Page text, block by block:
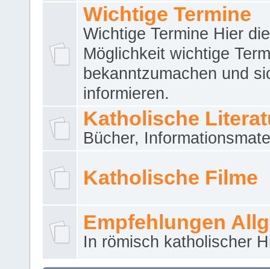
Wichtige Termine
Wichtige Termine Hier die
Möglichkeit wichtige
bekanntzumachen und
informieren.
Katholische
Bücher,
Katholische Filme
Empfehlungen
In römisch katholischer